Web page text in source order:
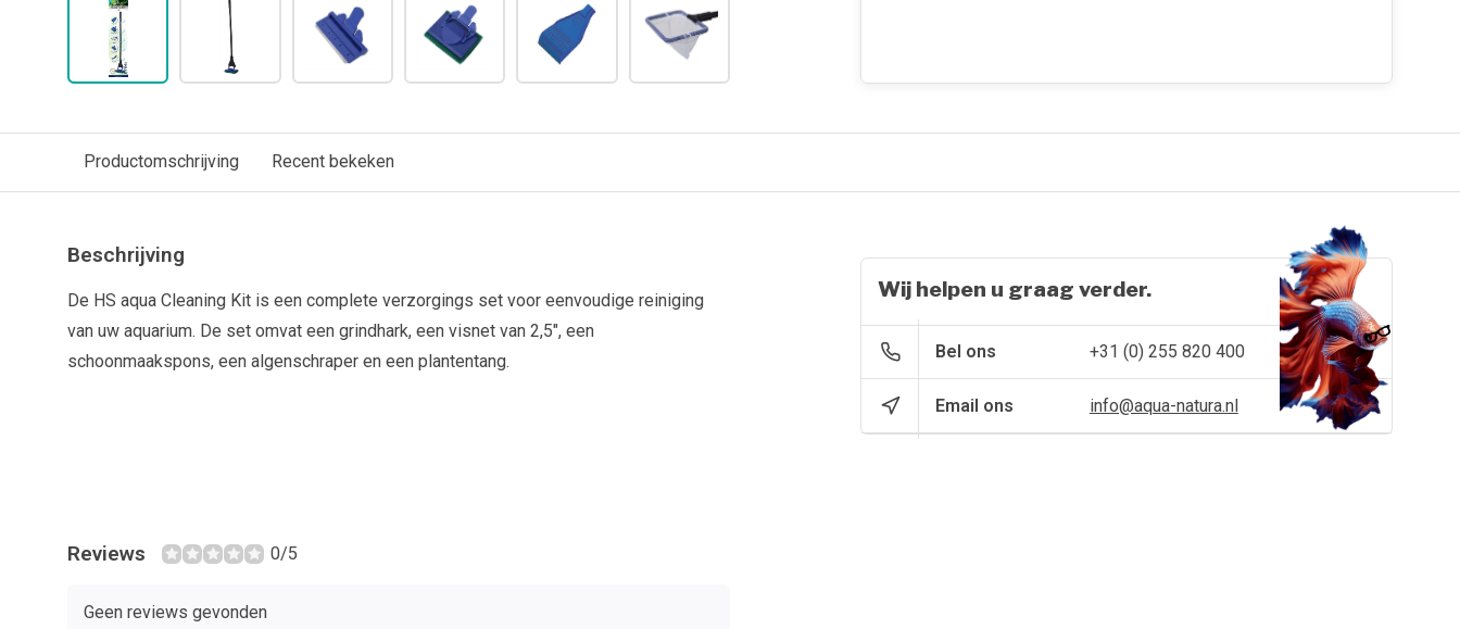
Productomschrijving Recent bekeken
Beschrijving
De HS aqua Cleaning Kit is een complete verzorgings set voor eenvoudige reiniging
van uw aquarium. De set omvat een grindhark, een visnet van 2,5", een
schoonmaakspons, een algenschraper en een plantentang.
Reviews 0/5
Geen reviews gevonden
Wij helpen u graag verder.
Bel ons +31 (0) 255 820 400
Email ons info@aqua-natura.nl